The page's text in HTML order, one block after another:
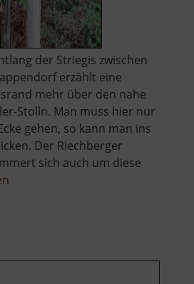
der Striegis zwischen
erzählt eine
mehr über den nahe
Stolln. Man muss hier nur
gehen, so kann man ins
Der Riechberger
sich auch um diese